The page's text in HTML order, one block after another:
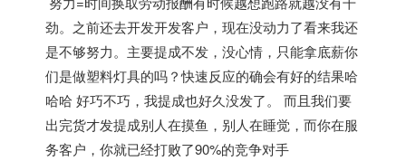
劲。之前还去开发开发客户，现在没动力了看来我还
是不够努力。主要提成不发，没心情，只能拿底薪你
们是做塑料灯具的吗？快速反应的确会有好的结果哈
哈哈 好巧不巧，我提成也好久没发了。 而且我们要
出完货才发提成别人在摸鱼，别人在睡觉，而你在服
务客户，你就已经打败了90%的竞争对手